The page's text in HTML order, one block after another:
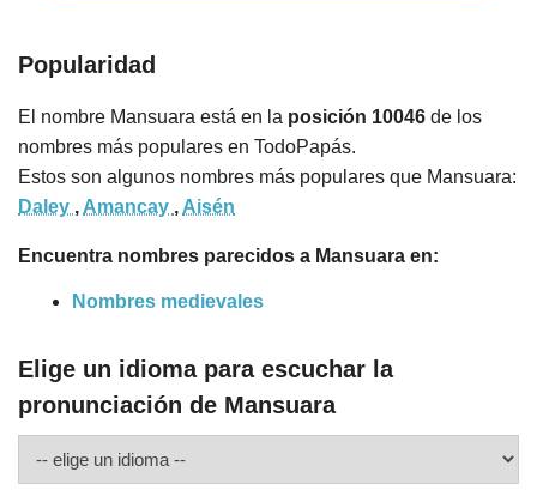
Popularidad
El nombre Mansuara está en la posición 10046 de los
nombres más populares en TodoPapás.
Estos son algunos nombres más populares que Mansuara:
Daley , Amancay , Aisén
Encuentra nombres parecidos a Mansuara en:
Nombres medievales
Elige un idioma para escuchar la
pronunciación de Mansuara